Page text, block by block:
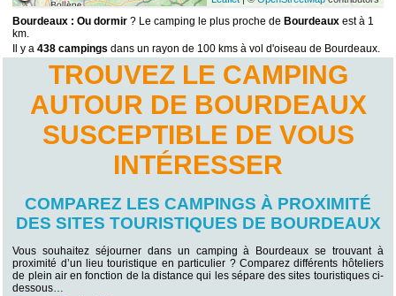
Bourdeaux : Ou dormir ? Le camping le plus proche de Bourdeaux est à 1
km.
Il y a438 campings dans un rayon de 100 kms à vol d'oiseau de Bourdeaux.
TROUVEZ LE CAMPING
AUTOUR DE BOURDEAUX
SUSCEPTIBLE DE VOUS
INTÉRESSER
COMPAREZ LES CAMPINGS À PROXIMITÉ
DES SITES TOURISTIQUES DE BOURDEAUX
Vous souhaitez séjourner dans un camping à Bourdeaux se trouvant à
proximité d’un lieu touristique en particulier ? Comparez différents hôteliers
de plein air en fonction de la distance qui les sépare des sites touristiques ci-
dessous…